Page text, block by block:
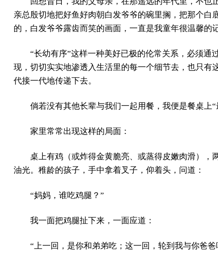
亲总殷切地把好鱼好肉朝白发爷爷的碗里搁，把那个白
的，白发爷爷露齿而笑的画面，一直是我童年很温馨的
“长幼有序”这样一种美好已极的伦常关系，必须通
现，切切实实地渗透入生活里的每一个细节去，也只有
代接一代地传递下去。
倘若没有其他长辈与我们一起用餐，我便是餐桌上
家里常常出现这样的局面：
桌上有鸡（或炸得金黄脆亮、或蒸得皮嫩肉滑），
油光。稚龄的孩子，手中拿着叉子，仰着头，问道：
“妈妈，谁吃鸡腿？”
我一面把鸡腿扯下来，一面应道：
“上一回，是你和弟弟吃；这一回，轮到我与你爸爸